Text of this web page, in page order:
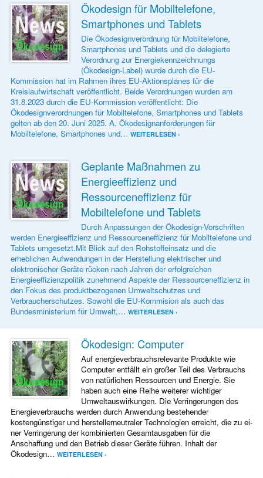
Ökodesign für Mobiltelefone,
Smartphones und Tablets
Die Ökodesignverordnung für Mobiltelefone,
Smartphones und Tablets und die delegierte
Verordnung zur Energiekennzeichnungs
(Ökodesign-Label) wurde durch die EU-
Kommission hat im Rahmen ihres EU-Aktionsplanes für die
Kreislaufwirtschaft veröffentlicht. Beide Verordnungen wurden am
31.8.2023 durch die EU-Kommission veröffentlicht: Die
Ökodesignverordnungen für Mobiltelefone, Smartphones und Tablets
gelten ab den 20. Juni 2025. A. Ökodesignanforderungen für
Mobiltelefone, Smartphones und… WEITERLESEN ›
Geplante Maßnahmen zu
Energieeffizienz und
Ressourceneffizienz für
Mobiltelefone und Tablets
Durch Anpassungen der Ökodesign-Vorschriften
werden Energieeffizienz und Ressourceneffizienz für Mobiltelefone und
Tablets umgesetzt.Mit Blick auf den Rohstoffeinsatz und die
erheblichen Aufwendungen in der Herstellung elektrischer und
elektronischer Geräte rücken nach Jahren der erfolgreichen
Energieeffizienzpolitik zunehmend Aspekte der Ressourceneffizienz in
den Fokus des produktbezogenen Umweltschutzes und
Verbraucherschutzes. Sowohl die EU-Kommision als auch das
Bundesministerium für Umwelt,… WEITERLESEN ›
Ökodesign: Computer
Auf energieverbrauchsrelevante Produkte wie
Computer entfällt ein großer Teil des Verbrauchs
von natürlichen Ressourcen und Energie. Sie
haben auch eine Reihe weiterer wichtiger
Umweltauswirkungen. Die Verringerungen des
Energieverbrauchs werden durch Anwendung bestehender
kostengünstiger und her­stellerneutraler Technologien erreicht, die zu ei­
ner Verringerung der kombinierten Gesamtausgaben für die
Anschaffung und den Betrieb dieser Geräte führen. Inhalt der
Ökodesign… WEITERLESEN ›